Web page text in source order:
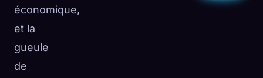
économique,
et la
gueule
de